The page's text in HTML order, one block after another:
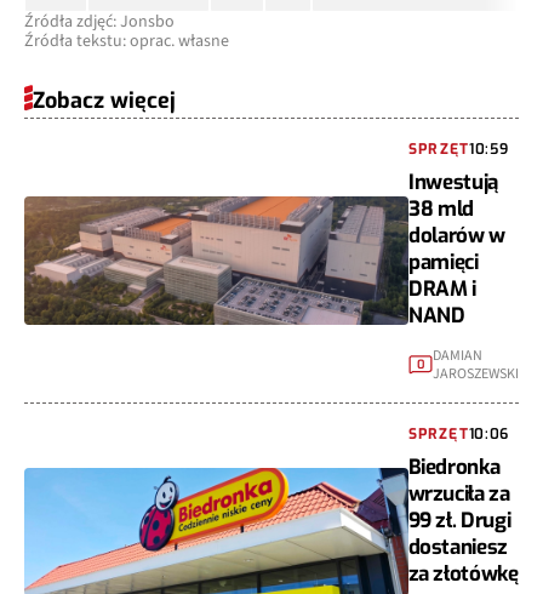
Źródła zdjęć: Jonsbo
Źródła tekstu: oprac. własne
Zobacz więcej
SPRZĘT10:59
Inwestują
38 mld
dolarów w
pamięci
DRAM i
NAND
0 DAMIAN
JAROSZEWSKI
SPRZĘT10:06
Biedronka
wrzuciła za
99 zł. Drugi
dostaniesz
za złotówkę